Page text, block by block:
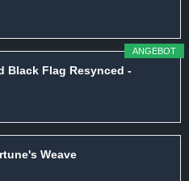
ANGEBOT
Black Flag Resynced -
Weave